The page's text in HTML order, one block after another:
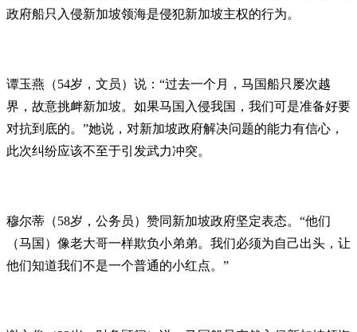
政府船只入侵新加坡领海是侵犯新加坡主权的行为。
谭玉燕（54岁，文员）说：“过去一个月，马国船只屡次越
界，故意挑衅新加坡。如果马国入侵我国，我们可是准备好要
对抗到底的。”她说，对新加坡政府解决问题的能力有信心，
此次纠纷应该不至于引发武力冲突。
穆尔蒂（58岁，公务员）赞同新加坡政府坚定表态。“他们
（马国）像老大哥一样欺负小弟弟。我们必须为自己出头，让
他们知道我们不是一个普通的小红点。”